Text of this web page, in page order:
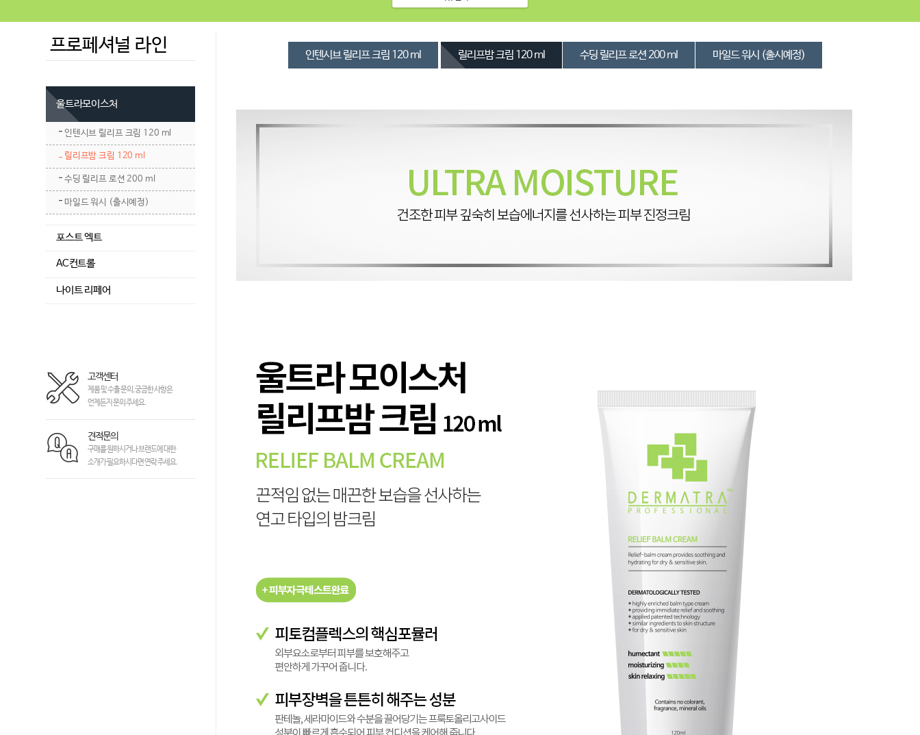
프로페셔널 라인
울트라모이스처
인텐시브 릴리프 크림 120 ml
릴리프밤 크림 120 ml
수딩 릴리프 로션 200 ml
마일드 워시 (출시예정)
포스트 엑트
AC컨트롤
나이트 리페어
고객센터
제품 및 수출 문의, 궁금한 사항은
언제든지 문의 주세요.
견적문의
구매를 원하시거나 브랜드에 대한
소개가 필요하시다면 연락 주세요.
인텐시브 릴리프 크림 120 ml 릴리프밤 크림 120 ml 수딩 릴리프 로션 200 ml 마일드 워시 (출시예정)